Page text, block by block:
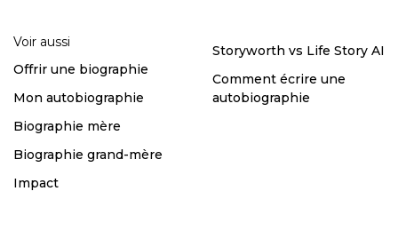
Voir aussi
Offrir une biographie
Mon autobiographie
Biographie mère
Biographie grand-mère
Impact
Storyworth vs Life Story AI
Comment écrire une
autobiographie